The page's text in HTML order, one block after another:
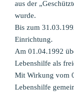
aus der
wurde.
Bis zum
Einrichtung.
Am 01.04.1992
Lebenshilfe als
Mit Wirkung vom
Lebenshilfe